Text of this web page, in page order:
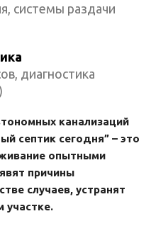
системы раздачи
диагностика
канализаций
септик сегодня” – это
опытными
причины
случаев, устранят
участке.